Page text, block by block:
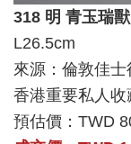
318 明 青玉瑞獸
L26.5cm
來源：倫敦佳
香港重要私人收
預估價：TWD